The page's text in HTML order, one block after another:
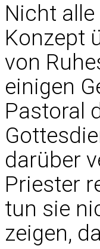
Nicht
Konzept
von
einigen
Pastoral
darüber
Priester
tun sie
zeigen,